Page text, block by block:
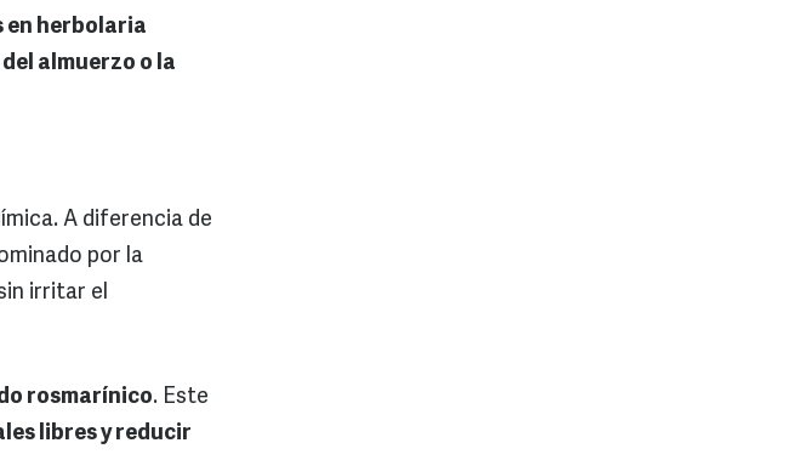
en herbolaria
almuerzo o la
A diferencia de
por la
irritar el
rosmarínico. Este
libres y reducir